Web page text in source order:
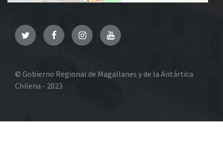
TwitterFacebookInstagramYouTube
© Gobierno Regional de Magallanes y de la Antártica
Chilena - 2023